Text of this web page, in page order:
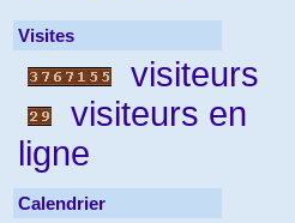
Visites
visiteurs
visiteurs en
ligne
Calendrier